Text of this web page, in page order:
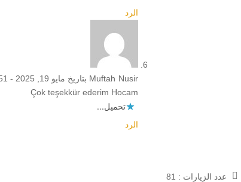
الرد
Muftah Nusir بتاريخ مايو 19, 2025 - 8:51 ص
Çok teşekkür ederim Hocam
تحميل...
الرد
عدد الزيارات : 81